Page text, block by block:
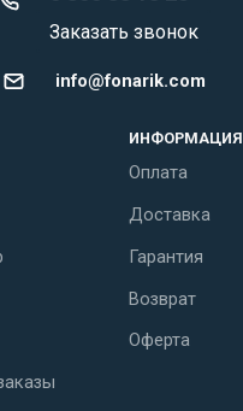
Заказать звонок
info@fonarik.com
ИНФОРМАЦИЯ
Оплата
Доставка
Гарантия
Возврат
Оферта